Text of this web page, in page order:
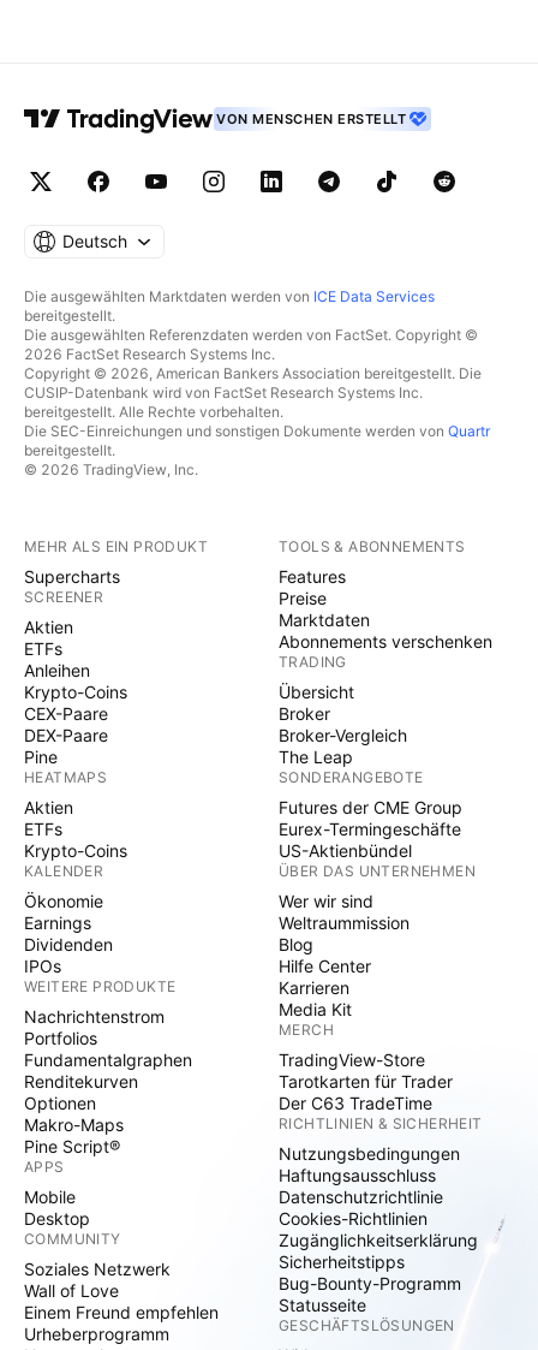
VON MENSCHEN ERSTELLT
Deutsch
Die ausgewählten Marktdaten werden von ICE Data Services
bereitgestellt.
Die ausgewählten Referenzdaten werden von FactSet. Copyright ©
2026 FactSet Research Systems Inc.
Copyright © 2026, American Bankers Association bereitgestellt. Die
CUSIP-Datenbank wird von FactSet Research Systems Inc.
bereitgestellt. Alle Rechte vorbehalten.
Die SEC-Einreichungen und sonstigen Dokumente werden von Quartr
bereitgestellt.
© 2026 TradingView, Inc.
MEHR ALS EIN PRODUKT
Supercharts
SCREENER
Aktien
ETFs
Anleihen
Krypto-Coins
CEX-Paare
DEX-Paare
Pine
HEATMAPS
Aktien
ETFs
Krypto-Coins
KALENDER
Ökonomie
Earnings
Dividenden
IPOs
WEITERE PRODUKTE
Nachrichtenstrom
Portfolios
Fundamentalgraphen
Renditekurven
Optionen
Makro-Maps
Pine Script®
APPS
Mobile
Desktop
COMMUNITY
Soziales Netzwerk
Wall of Love
Einem Freund empfehlen
Urheberprogramm
TOOLS & ABONNEMENTS
Features
Preise
Marktdaten
Abonnements verschenken
TRADING
Übersicht
Broker
Broker-Vergleich
The Leap
SONDERANGEBOTE
Futures der CME Group
Eurex-Termingeschäfte
US-Aktienbündel
ÜBER DAS UNTERNEHMEN
Wer wir sind
Weltraummission
Blog
Hilfe Center
Karrieren
Media Kit
MERCH
TradingView-Store
Tarotkarten für Trader
Der C63 TradeTime
RICHTLINIEN & SICHERHEIT
Nutzungsbedingungen
Haftungsausschluss
Datenschutzrichtlinie
Cookies-Richtlinien
Zugänglichkeitserklärung
Sicherheitstipps
Bug-Bounty-Programm
Statusseite
GESCHÄFTSLÖSUNGEN